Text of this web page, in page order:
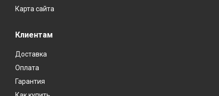
Карта сайта
Клиентам
Доставка
Оплата
Гарантия